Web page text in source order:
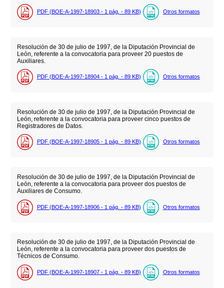
PDF (BOE-A-1997-18903 - 1 pág. - 89 KB) Otros formatos
Resolución de 30 de julio de 1997, de la Diputación Provincial de
León, referente a la convocatoria para proveer 20 puestos de
Auxiliares.
PDF (BOE-A-1997-18904 - 1 pág. - 89 KB) Otros formatos
Resolución de 30 de julio de 1997, de la Diputación Provincial de
León, referente a la convocatoria para proveer cinco puestos de
Registradores de Datos.
PDF (BOE-A-1997-18905 - 1 pág. - 89 KB) Otros formatos
Resolución de 30 de julio de 1997, de la Diputación Provincial de
León, referente a la convocatoria para proveer dos puestos de
Auxiliares de Consumo.
PDF (BOE-A-1997-18906 - 1 pág. - 89 KB) Otros formatos
Resolución de 30 de julio de 1997, de la Diputación Provincial de
León, referente a la convocatoria para proveer dos puestos de
Técnicos de Consumo.
PDF (BOE-A-1997-18907 - 1 pág. - 89 KB) Otros formatos